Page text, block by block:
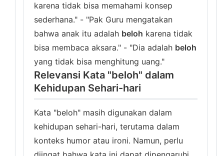
karena tidak bisa memahami konsep
sederhana." - "Pak Guru mengatakan
bahwa anak itu adalah beloh karena tidak
bisa membaca aksara." - "Dia adalah beloh
yang tidak bisa menghitung uang."
Relevansi Kata "beloh" dalam
Kehidupan Sehari-hari
Kata "beloh" masih digunakan dalam
kehidupan sehari-hari, terutama dalam
konteks humor atau ironi. Namun, perlu